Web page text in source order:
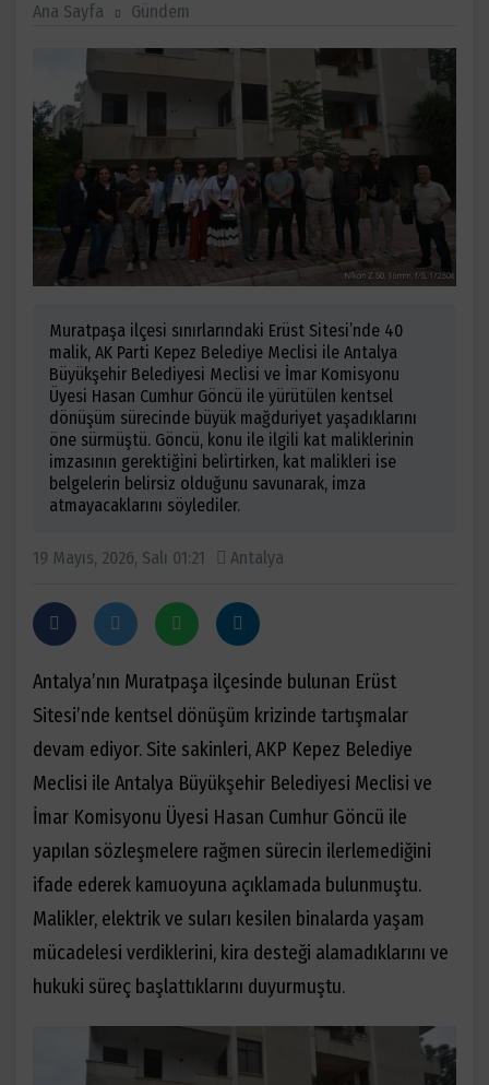
Ana Sayfa Gündem
Muratpaşa ilçesi sınırlarındaki Erüst Sitesi’nde 40
malik, AK Parti Kepez Belediye Meclisi ile Antalya
Büyükşehir Belediyesi Meclisi ve İmar Komisyonu
Üyesi Hasan Cumhur Göncü ile yürütülen kentsel
dönüşüm sürecinde büyük mağduriyet yaşadıklarını
öne sürmüştü. Göncü, konu ile ilgili kat maliklerinin
imzasının gerektiğini belirtirken, kat malikleri ise
belgelerin belirsiz olduğunu savunarak, imza
atmayacaklarını söylediler.
19 Mayıs, 2026, Salı 01:21 Antalya
Antalya’nın Muratpaşa ilçesinde bulunan Erüst
Sitesi’nde kentsel dönüşüm krizinde tartışmalar
devam ediyor. Site sakinleri, AKP Kepez Belediye
Meclisi ile Antalya Büyükşehir Belediyesi Meclisi ve
İmar Komisyonu Üyesi Hasan Cumhur Göncü ile
yapılan sözleşmelere rağmen sürecin ilerlemediğini
ifade ederek kamuoyuna açıklamada bulunmuştu.
Malikler, elektrik ve suları kesilen binalarda yaşam
mücadelesi verdiklerini, kira desteği alamadıklarını ve
hukuki süreç başlattıklarını duyurmuştu.